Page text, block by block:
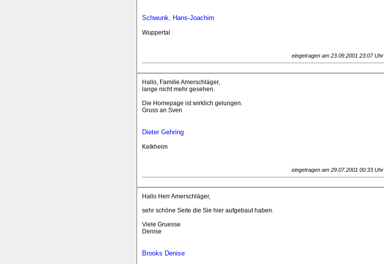
Schwunk, Hans-Joachim
Wuppertal
eingetragen am 23.09.2001 23:07 Uhr
Hallo, Familie Amerschläger,
lange nicht mehr gesehen.
Die Homepage ist wirklich gelungen.
Gruss an Sven
Dieter Gehring
Kelkheim
eingetragen am 29.07.2001 00:33 Uhr
Hallo Herr Amerschläger,
sehr schöne Seite die Sie hier aufgebaut haben.
Viele Gruesse
Denise
Brooks Denise